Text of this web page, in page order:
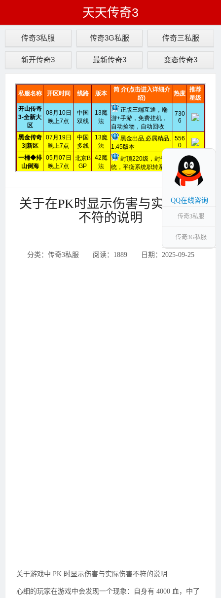
天天传奇3
传奇3私服 传奇3G私服 传奇三私服
新开传奇3 最新传奇3 变态传奇3
关于在PK时显示伤害与实际伤害
不符的说明
分类：传奇3私服 ‌‍阅读：1889 ‌‍日期：2025-09-25
关于游戏中 PK 时显示伤害与实际伤害不符的说明
心细的玩家在游戏中会发现一个现象：自身有 4000 血，中了
QQ在线咨询
传奇3私服
传奇3G私服